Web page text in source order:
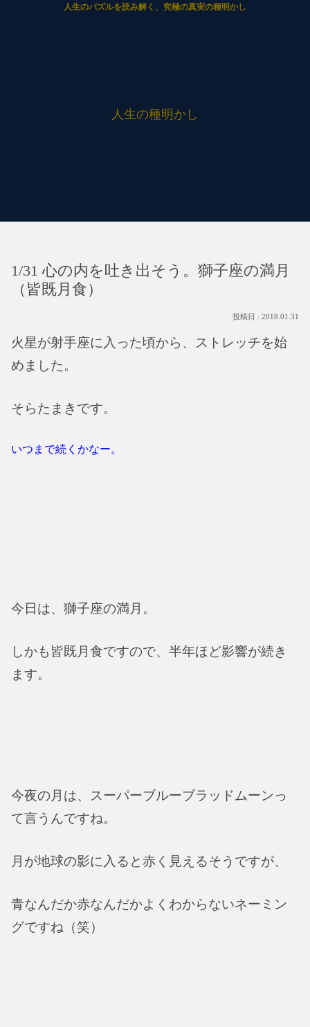
人生の種明かし
人生のパズルを読み解く、究極の真実の種明かし
1/31 心の内を吐き出そう。獅子座の満月
（皆既月食）
2018.01.31
火星が射手座に入った頃から、ストレッチを始
めました。
そらたまきです。
いつまで続くかなー。
今日は、獅子座の満月。
しかも皆既月食ですので、半年ほど影響が続き
ます。
今夜の月は、スーパーブルーブラッドムーンっ
て言うんですね。
月が地球の影に入ると赤く見えるそうですが、
青なんだか赤なんだかよくわからないネーミン
グですね（笑）